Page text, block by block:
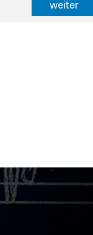
weiter